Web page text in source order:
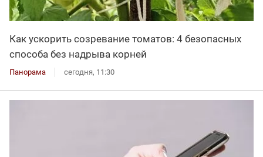
Как ускорить созревание томатов: 4 безопасных
способа без надрыва корней
Панорама сегодня, 11:30